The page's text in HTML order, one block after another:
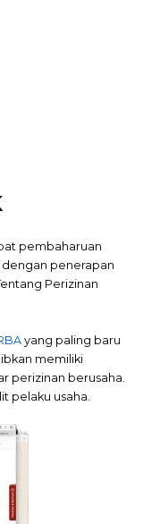
pembaharuan
dengan penerapan
Perizinan
yang paling baru
memiliki
perizinan berusaha.
pelaku usaha.